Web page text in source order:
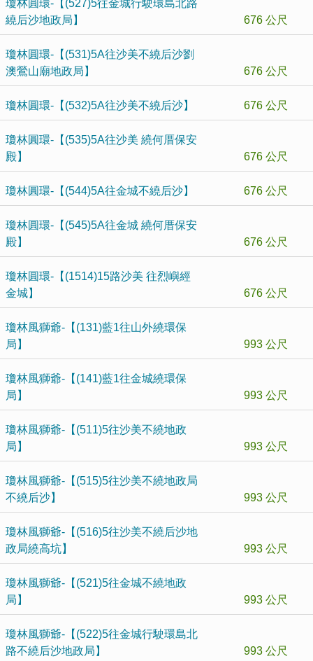
瓊林圓環-【(527)5往金城行駛環島北路
繞后沙地政局】
676 公尺
瓊林圓環-【(531)5A往沙美不繞后沙劉
澳鶯山廟地政局】
676 公尺
瓊林圓環-【(532)5A往沙美不繞后沙】 676 公尺
瓊林圓環-【(535)5A往沙美 繞何厝保安
殿】
676 公尺
瓊林圓環-【(544)5A往金城不繞后沙】 676 公尺
瓊林圓環-【(545)5A往金城 繞何厝保安
殿】
676 公尺
瓊林圓環-【(1514)15路沙美 往烈嶼經
金城】
676 公尺
瓊林風獅爺-【(131)藍1往山外繞環保
局】
993 公尺
瓊林風獅爺-【(141)藍1往金城繞環保
局】
993 公尺
瓊林風獅爺-【(511)5往沙美不繞地政
局】
993 公尺
瓊林風獅爺-【(515)5往沙美不繞地政局
不繞后沙】
993 公尺
瓊林風獅爺-【(516)5往沙美不繞后沙地
政局繞高坑】
993 公尺
瓊林風獅爺-【(521)5往金城不繞地政
局】
993 公尺
瓊林風獅爺-【(522)5往金城行駛環島北
路不繞后沙地政局】
993 公尺